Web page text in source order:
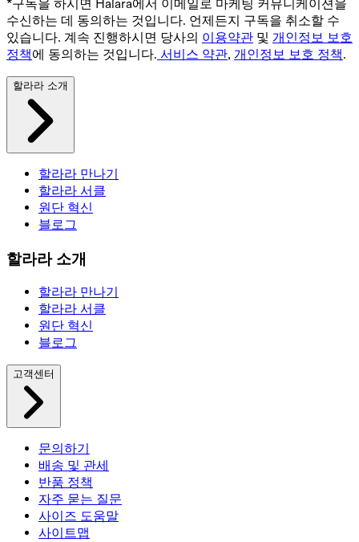
*구독을 하시면 Halara에서 이메일로 마케팅 커뮤니케이션을
수신하는 데 동의하는 것입니다. 언제든지 구독을 취소할 수
있습니다. 계속 진행하시면 당사의 이용약관 및 개인정보 보호
정책에 동의하는 것입니다. 서비스 약관, 개인정보 보호 정책.
할라라 소개
할라라 만나기
할라라 서클
원단 혁신
블로그
할라라 소개
할라라 만나기
할라라 서클
원단 혁신
블로그
고객센터
문의하기
배송 및 관세
반품 정책
자주 묻는 질문
사이즈 도움말
사이트맵